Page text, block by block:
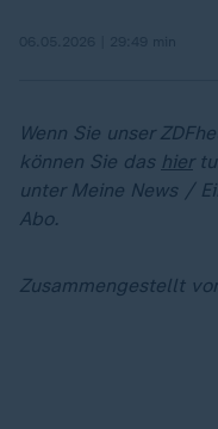
Wenn Sie unser
können Sie das hier
unter Meine News /
Abo.
Zusammengestellt